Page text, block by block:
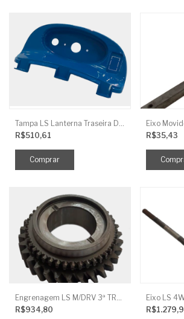
R$510,61
Eixo
R$35,43
R$934,80